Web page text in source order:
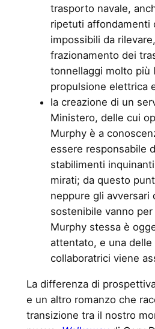
trasporto navale,
ripetuti affondamenti
impossibili da
frazionamento dei
tonnellaggi molto più
propulsione elettrica
la creazione di un
Ministero, delle cui
Murphy è a
essere responsabile
stabilimenti
mirati; da questo
neppure gli avversari
sostenibile vanno
Murphy stessa è
attentato, e una
collaboratrici viene
La differenza di
e un altro romanzo che
transizione tra il nostro